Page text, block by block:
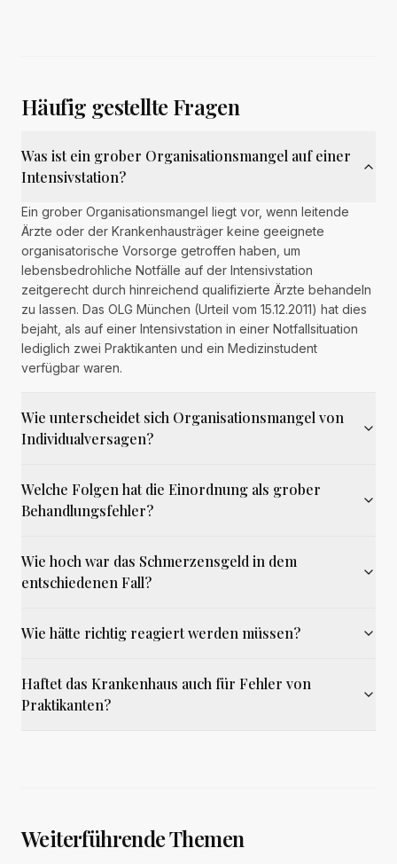
Häufig gestellte Fragen
Was ist ein grober Organisationsmangel auf einer
Intensivstation?
Ein grober Organisationsmangel liegt vor, wenn leitende
Ärzte oder der Krankenhausträger keine geeignete
organisatorische Vorsorge getroffen haben, um
lebensbedrohliche Notfälle auf der Intensivstation
zeitgerecht durch hinreichend qualifizierte Ärzte behandeln
zu lassen. Das OLG München (Urteil vom 15.12.2011) hat dies
bejaht, als auf einer Intensivstation in einer Notfallsituation
lediglich zwei Praktikanten und ein Medizinstudent
verfügbar waren.
Wie unterscheidet sich Organisationsmangel von
Individualversagen?
Welche Folgen hat die Einordnung als grober
Behandlungsfehler?
Wie hoch war das Schmerzensgeld in dem
entschiedenen Fall?
Wie hätte richtig reagiert werden müssen?
Haftet das Krankenhaus auch für Fehler von
Praktikanten?
Weiterführende Themen